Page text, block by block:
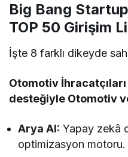
Big Bang
TOP 50 Girişim
İşte 8 farklı dikeyde
Otomotiv İhracatçıları
desteğiyle Otomotiv
Arya AI: Yapay zekâ
optimizasyon motoru.